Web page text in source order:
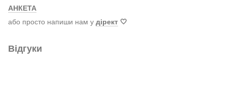
АНКЕТА
або просто напиши нам у дірект 🤍
Відгуки